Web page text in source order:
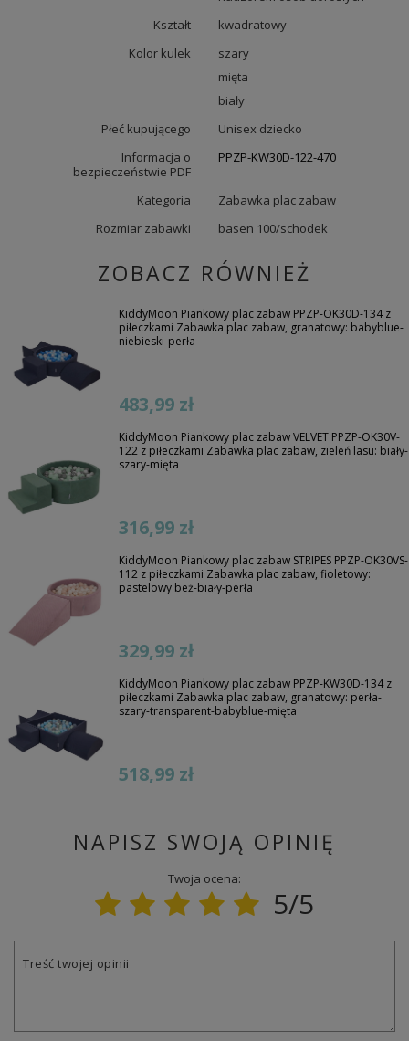
Kształt
kwadratowy
Kolor kulek
szary
mięta
biały
Płeć kupującego
Unisex dziecko
Informacja o
bezpieczeństwie PDF
PPZP-KW30D-122-470
Kategoria
Zabawka plac zabaw
Rozmiar zabawki
basen 100/schodek
ZOBACZ RÓWNIEŻ
KiddyMoon Piankowy plac zabaw PPZP-OK30D-134 z
piłeczkami Zabawka plac zabaw, granatowy: babyblue-
niebieski-perła
483,99 zł
KiddyMoon Piankowy plac zabaw VELVET PPZP-OK30V-
122 z piłeczkami Zabawka plac zabaw, zieleń lasu: biały-
szary-mięta
316,99 zł
KiddyMoon Piankowy plac zabaw STRIPES PPZP-OK30VS-
112 z piłeczkami Zabawka plac zabaw, fioletowy:
pastelowy beż-biały-perła
329,99 zł
KiddyMoon Piankowy plac zabaw PPZP-KW30D-134 z
piłeczkami Zabawka plac zabaw, granatowy: perła-
szary-transparent-babyblue-mięta
518,99 zł
NAPISZ SWOJĄ OPINIĘ
Twoja ocena:
5/5
Treść twojej opinii